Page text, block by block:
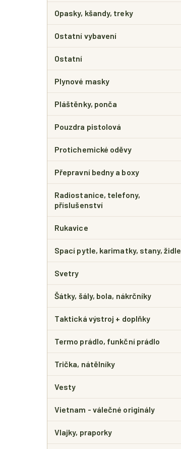
Opasky, kšandy, treky
Ostatní vybavení
Ostatní
Plynové masky
Pláštěnky, ponča
Pouzdra pistolová
Protichemické oděvy
Přepravní bedny a boxy
Radiostanice, telefony,
příslušenství
Rukavice
Spací pytle, karimatky, stany, židle
Svetry
Šátky, šály, bola, nákrčníky
Taktická výstroj + doplňky
Termo prádlo, funkční prádlo
Trička, nátělníky
Vesty
Vietnam - válečné originály
Vlajky, praporky